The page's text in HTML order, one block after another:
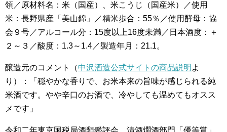
領／原材料名：米（国産）、米こうじ（国産米）／使用
米：長野県産「美山錦」／精米歩合：55％／使用酵母：協
会９号／アルコール分：15度以上16度未満／日本酒度：＋
２～３／酸度：1.3～1.4／製造年月：21.1。
醸造元のコメント（中沢酒造公式サイトの商品説明 よ
り）：「穏やかな香りで、お米本来の旨味が感じられる純
米酒です。やや辛口のお酒で、冷やしても温めてもオスス
メです」
令和二年東京国税局酒類鑑評会 清酒燗酒部門「優等賞」